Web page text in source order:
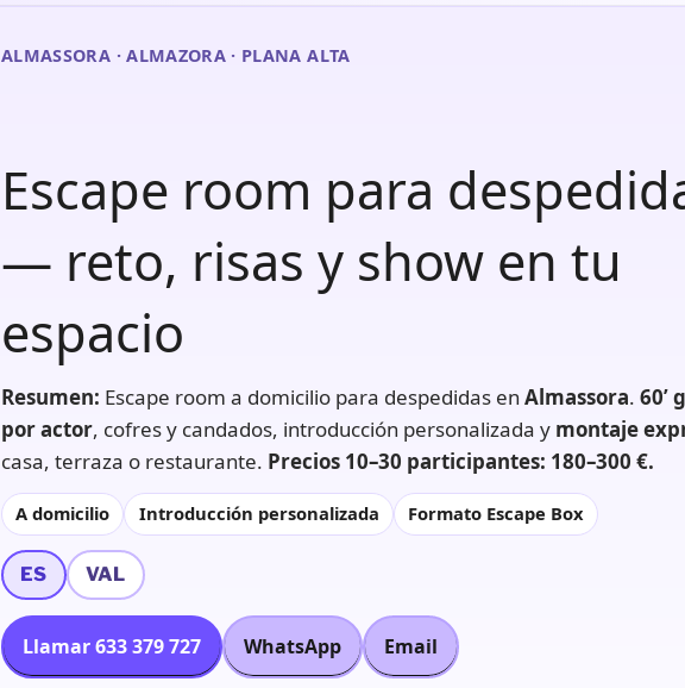
ALMASSORA · ALMAZORA · PLANA ALTA
Escape room para
— reto, risas y show en tu
espacio
Resumen: Escape room a domicilio para despedidas en Almassora. 60’
por actor, cofres y candados, introducción personalizada y montaje
casa, terraza o restaurante. Precios 10–30 participantes: 180–300 €.
A domicilio Introducción personalizada Formato Escape Box
ES VAL
Llamar 633 379 727 WhatsApp Email